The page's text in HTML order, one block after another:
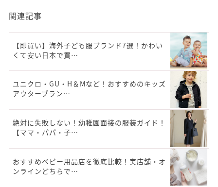
関連記事
【即買い】海外子ども服ブランド7選！かわい
くて安い日本で買…
ユニクロ・GU・H＆Mなど！おすすめのキッズ
アウターブラン…
絶対に失敗しない！幼稚園面接の服装ガイド！
【ママ・パパ・子…
おすすめベビー用品店を徹底比較！実店舗・オ
ンラインどちらで…